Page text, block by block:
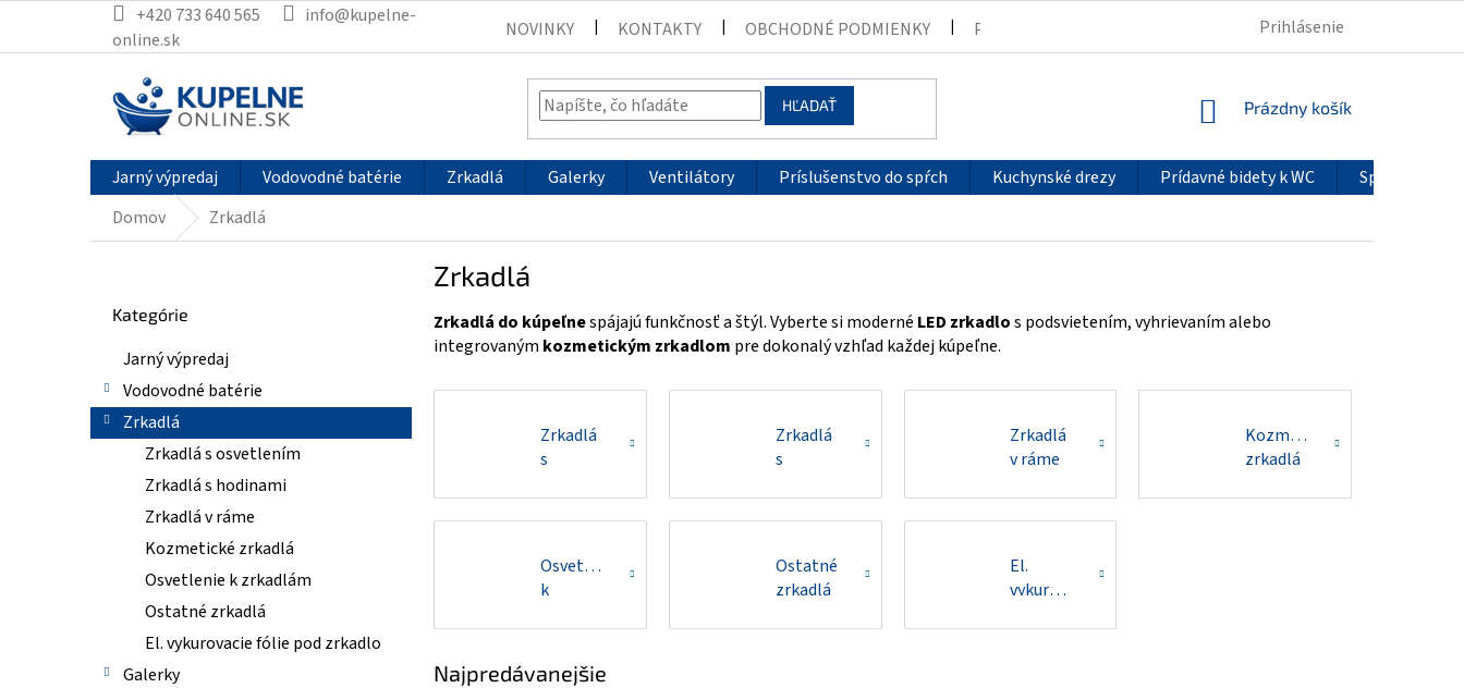
obsah
+420 733 640 565
info@kupelne-
online.sk
NOVINKY KONTAKTY OBCHODNÉ PODMIENKY PODMIENKY OCHRANY OSOBNÝCH ÚDAJOV REKLAMÁCIE
Prihlásenie
HĽADAŤ
NÁKUPNÝ
Prázdny košík
Jarný výpredaj Vodovodné batérie Zrkadlá Galerky Ventilátory Príslušenstvo do spŕch Kuchynské drezy Prídavné bidety k WC
Sprchové
Domov
Zrkadlá
e
kategórie
Kategórie
Jarný výpredaj
Vodovodné batérie
Zrkadlá
Zrkadlá s osvetlením
Zrkadlá s hodinami
Zrkadlá v ráme
Kozmetické zrkadlá
Osvetlenie k zrkadlám
Ostatné zrkadlá
El. vykurovacie fólie pod zrkadlo
Galerky
Zrkadlá
Zrkadlá do kúpeľnespájajú funkčnosť a štýl. Vyberte si moderné LED zrkadlos podsvietením, vyhrievaním alebo
integrovaným kozmetickým zrkadlom pre dokonalý vzhľad každej kúpeľne.
Zrkadlá
s
Zrkadlá
s
Zrkadlá
v ráme
Kozmetické
zrkadlá
Osvetlenie
k
Ostatné
zrkadlá
El.
vykurovacie
Najpredávanejšie